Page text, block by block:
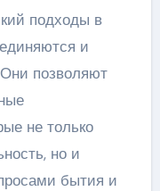
подходы в
и
позволяют
не только
но и
бытия и